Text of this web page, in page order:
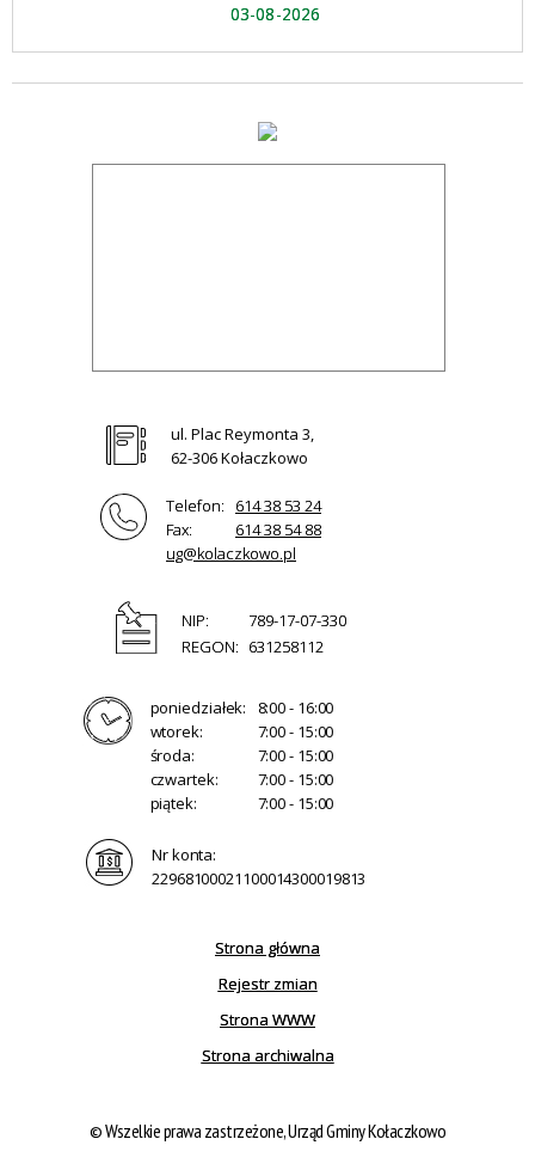
03-08-2026
ul. Plac Reymonta 3,
62-306 Kołaczkowo
Telefon:
614 38 53 24
Fax:
614 38 54 88
ug@kolaczkowo.pl
NIP:
789-17-07-330
REGON: 631258112
poniedziałek:
8:00 - 16:00
wtorek:
7:00 - 15:00
środa:
7:00 - 15:00
czwartek:
7:00 - 15:00
piątek:
7:00 - 15:00
Nr konta:
22968100021100014300019813
Strona główna
Rejestr zmian
Strona WWW
Strona archiwalna
© Wszelkie prawa zastrzeżone, Urząd Gminy Kołaczkowo